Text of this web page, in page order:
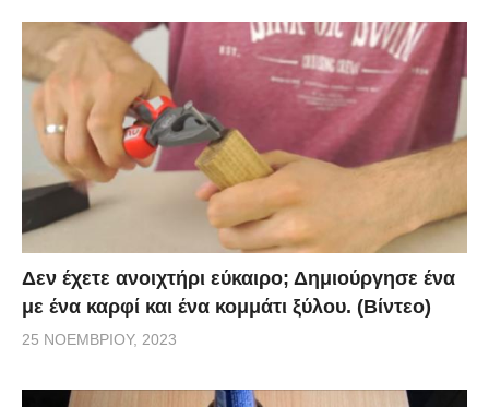
Δεν έχετε ανοιχτήρι εύκαιρο; Δημιούργησε ένα
με ένα καρφί και ένα κομμάτι ξύλου. (Βίντεο)
25 ΝΟΕΜΒΡΊΟΥ, 2023